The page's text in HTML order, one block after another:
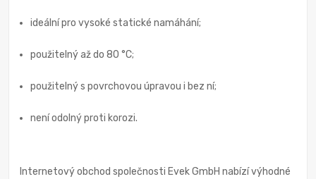
ideální pro vysoké statické namáhání;
použitelný až do 80 °C;
použitelný s povrchovou úpravou i bez ní;
není odolný proti korozi.
Internetový obchod společnosti Evek GmbH nabízí výhodné